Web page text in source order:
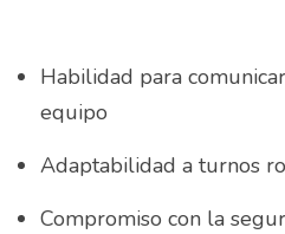
ASESOR
Habilidad para
equipo
Adaptabilidad a turnos
Compromiso con la